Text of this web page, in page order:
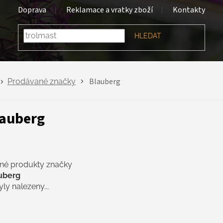
Doprava Reklamace a vratky zboží Kontakty
HLEDAT
Prodávané značky Blauberg
produkty značky
nalezeny...